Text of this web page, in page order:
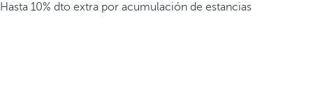
Hasta 10% dto extra por acumulación de estancias